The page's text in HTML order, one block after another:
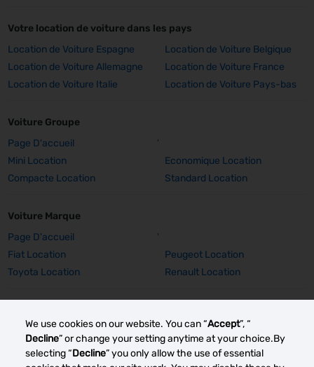
We use cookies on our website. You can “Accept”, “
Decline” or change your setting anytime at your choice.By
selecting “Decline” you only allow the use of essential
Votre location de voiture dans les pays
Location de Voiture Espagne
Location de Voiture Belgique
Location de Voiture Allemagne
Location de Voiture France
Location de Voiture Italie
Location de Voiture Pays-bas
Voiture Groupe
Page D'accueil
'
Mini Location
Economique Location
Compacte Location
Standard Location
Voiture Marque
Page D'accueil
'
Fiat Location
Peugeot Location
Toyota Location
Renault Location
Fiat 500 Location
Peugeot 308 SW Location
Peugeot E-2008 Location
Peugeot 2008 Location